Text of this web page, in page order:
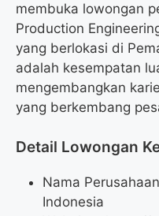
membuka lowongan
Production
yang berlokasi di
adalah kesempatan
mengembangkan
yang berkembang
Detail Lowongan
Nama
Indonesia